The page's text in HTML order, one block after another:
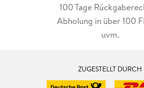
100 Tage
Abholung in über 100
uvm.
ZUGESTELLT DURCH